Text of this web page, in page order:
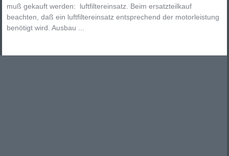
muß gekauft werden: luftfiltereinsatz. Beim ersatzteilkauf
beachten, daß ein luftfiltereinsatz entsprechend der motorleistung
benötigt wird. Ausbau ...